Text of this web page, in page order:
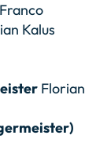
Kalus
Florian